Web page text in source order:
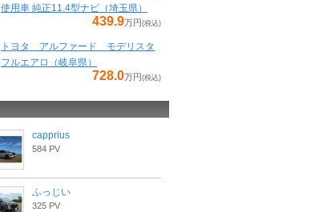
使用車 純正11.4型ナビ（埼玉県）
439.9万円 (税込)
トヨタ アルファード モデリスタ
フルエアロ（岐阜県）
728.0万円 (税込)
capprius
584 PV
ふっじい
325 PV